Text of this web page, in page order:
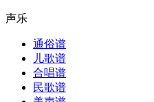
声乐
通俗谱
儿歌谱
合唱谱
民歌谱